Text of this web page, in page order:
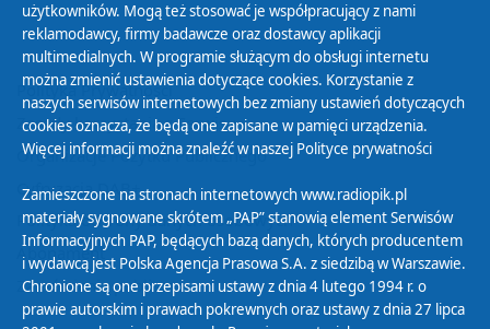
Polityka Prywatności
Zasady korzystania z Serwisu
Organizacje Pożytku Publicznego
Cyfryzacja DAB+
Polityka ochrony danych osobowych
Abonament
Zamówienia publiczne
użytkowników. Mogą też stosować je współpracujący z nami
reklamodawcy, firmy badawcze oraz dostawcy aplikacji
multimedialnych. W programie służącym do obsługi internetu
można zmienić ustawienia dotyczące cookies. Korzystanie z
naszych serwisów internetowych bez zmiany ustawień dotyczących
cookies oznacza, że będą one zapisane w pamięci urządzenia.
Więcej informacji można znaleźć w naszej Polityce prywatności
Zamieszczone na stronach internetowych www.radiopik.pl
materiały sygnowane skrótem „PAP” stanowią element Serwisów
Informacyjnych PAP, będących bazą danych, których producentem
i wydawcą jest Polska Agencja Prasowa S.A. z siedzibą w Warszawie.
Chronione są one przepisami ustawy z dnia 4 lutego 1994 r. o
prawie autorskim i prawach pokrewnych oraz ustawy z dnia 27 lipca